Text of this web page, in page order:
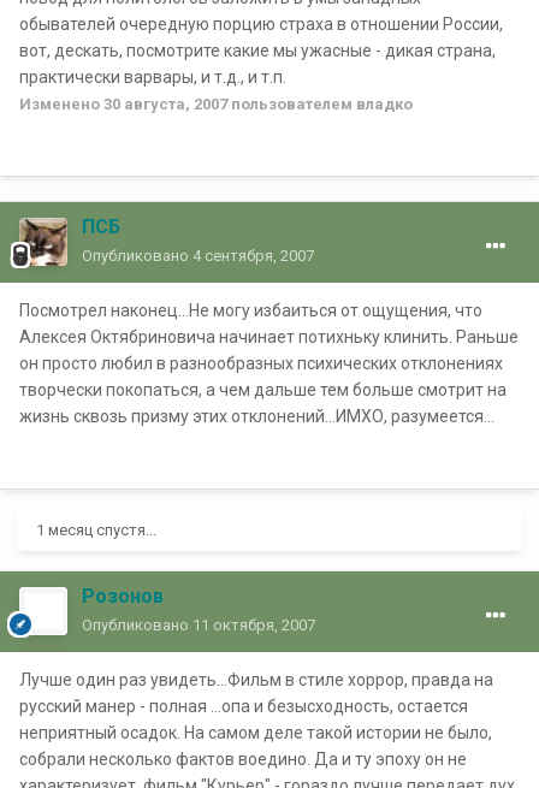
обывателей очередную порцию страха в отношении России,
вот, дескать, посмотрите какие мы ужасные - дикая страна,
практически варвары, и т.д., и т.п.
Изменено 30 августа, 2007пользователем владко
ПСБ
Опубликовано 4 сентября, 2007
Посмотрел наконец...Не могу избаиться от ощущения, что
Алексея Октябриновича начинает потихньку клинить. Раньше
он просто любил в разнообразных психических отклонениях
творчески покопаться, а чем дальше тем больше смотрит на
жизнь сквозь призму этих отклонений...ИМХО, разумеется...
1 месяц спустя...
Розонов
Опубликовано 11 октября, 2007
Лучше один раз увидеть...Фильм в стиле хоррор, правда на
русский манер - полная ...опа и безысходность, остается
неприятный осадок. На самом деле такой истории не было,
собрали несколько фактов воедино. Да и ту эпоху он не